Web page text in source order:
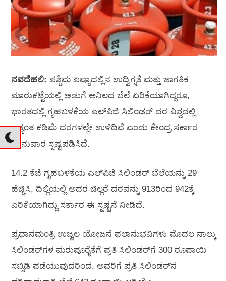
ನವದೆಹಲಿ: ಪಶ್ಚಿಮ ಏಷ್ಯಾದಲ್ಲಿನ ಉದ್ವಿಗ್ನತೆ ಮತ್ತು ಜಾಗತಿಕ
ಮಾರುಕಟ್ಟೆಯಲ್ಲಿ ಅಡುಗೆ ಅನಿಲದ ಬೆಲೆ ಏರಿಕೆಯಾಗಿದ್ದರೂ,
ಭಾರತದಲ್ಲಿ ಗೃಹಬಳಕೆಯ ಎಲ್‌ಪಿಜಿ ಸಿಲಿಂಡರ್ ದರ ವಿಶ್ವದಲ್ಲಿ
ಅತ್ಯಂತ ಕಡಿಮೆ ದರಗಳಲ್ಲೇ ಉಳಿದಿವೆ ಎಂದು ಕೇಂದ್ರ ಸರ್ಕಾರ
ಭಾನುವಾರ ಸ್ಪಷ್ಟಪಡಿಸಿದೆ.
14.2 ಕೆಜಿ ಗೃಹಬಳಕೆಯ ಎಲ್‌ಪಿಜಿ ಸಿಲಿಂಡರ್ ಬೆಲೆಯನ್ನು 29
ಹೆಚ್ಚಿಸಿ, ದಿಲ್ಲಿಯಲ್ಲಿ ಅದರ ಚಿಲ್ಲರೆ ದರವನ್ನು 913ರಿಂದ 942ಕ್ಕೆ
ಏರಿಕೆಯಾಗಿದ್ದು ಸರ್ಕಾರ ಈ ಸ್ಪಷ್ಟನೆ ನೀಡಿದೆ.
ಪ್ರಧಾನಮಂತ್ರಿ ಉಜ್ವಲ ಯೋಜನೆ ಫಲಾನುಭವಿಗಳು ಮೊದಲ ನಾಲ್ಕು
ಸಿಲಿಂಡರ್‌ಗಳ ಮರುಪೂರೈಕೆಗೆ ಪ್ರತಿ ಸಿಲಿಂಡರ್‌ಗೆ 300 ರೂಪಾಯಿ
ಸಬ್ಸಿಡಿ ಪಡೆಯುವುದರಿಂದ, ಅವರಿಗೆ ಪ್ರತಿ ಸಿಲಿಂಡರ್‌ನ